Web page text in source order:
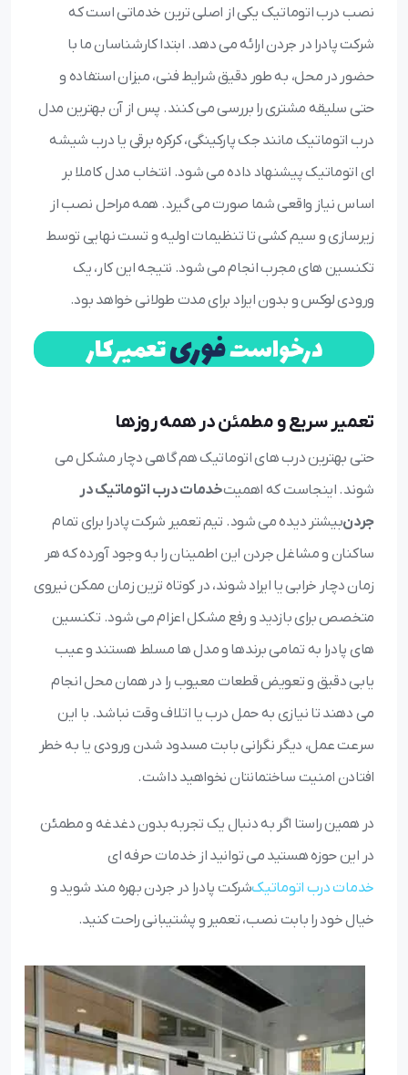
نصب درب اتوماتیک یکی از اصلی ترین خدماتی است که
شرکت پادرا در جردن ارائه می دهد. ابتدا کارشناسان ما با
حضور در محل، به طور دقیق شرایط فنی، میزان استفاده و
حتی سلیقه مشتری را بررسی می کنند. پس از آن بهترین مدل
درب اتوماتیک مانند جک پارکینگی، کرکره برقی یا درب شیشه
ای اتوماتیک پیشنهاد داده می شود. انتخاب مدل کاملا بر
اساس نیاز واقعی شما صورت می گیرد. همه مراحل نصب از
زیرسازی و سیم کشی تا تنظیمات اولیه و تست نهایی توسط
تکنسین های مجرب انجام می شود. نتیجه این کار، یک
ورودی لوکس و بدون ایراد برای مدت طولانی خواهد بود.
تعمیر سریع و مطمئن در همه روزها
حتی بهترین درب های اتوماتیک هم گاهی دچار مشکل می
شوند. اینجاست که اهمیتخدمات درب اتوماتیک در
جردنبیشتر دیده می شود. تیم تعمیر شرکت پادرا برای تمام
ساکنان و مشاغل جردن این اطمینان را به وجود آورده که هر
زمان دچار خرابی یا ایراد شوند، در کوتاه ترین زمان ممکن نیروی
متخصص برای بازدید و رفع مشکل اعزام می شود. تکنسین
های پادرا به تمامی برندها و مدل ها مسلط هستند و عیب
یابی دقیق و تعویض قطعات معیوب را در همان محل انجام
می دهند تا نیازی به حمل درب یا اتلاف وقت نباشد. با این
سرعت عمل، دیگر نگرانی بابت مسدود شدن ورودی یا به خطر
افتادن امنیت ساختمانتان نخواهید داشت.
در همین راستا اگر به دنبال یک تجربه بدون دغدغه و مطمئن
در این حوزه هستید می توانید از خدمات حرفه ای
خدمات درب اتوماتیکشرکت پادرا در جردن بهره مند شوید و
خیال خود را بابت نصب، تعمیر و پشتیبانی راحت کنید.